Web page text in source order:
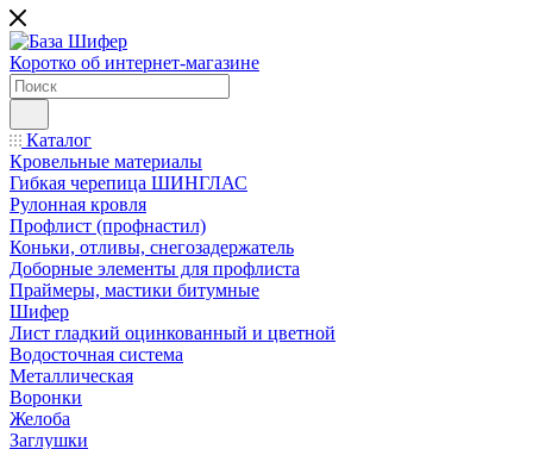
Коротко об интернет-магазине
Каталог
Кровельные материалы
Гибкая черепица ШИНГЛАС
Рулонная кровля
Профлист (профнастил)
Коньки, отливы, снегозадержатель
Доборные элементы для профлиста
Праймеры, мастики битумные
Шифер
Лист гладкий оцинкованный и цветной
Водосточная система
Металлическая
Воронки
Желоба
Заглушки